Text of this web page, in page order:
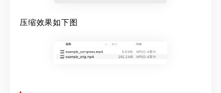
压缩效果如下图